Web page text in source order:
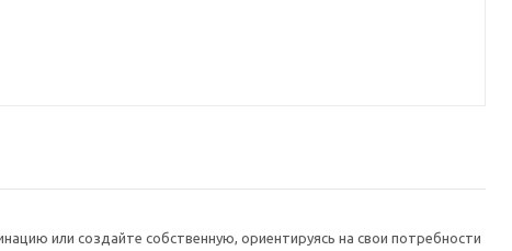
или создайте собственную, ориентируясь на свои потребности